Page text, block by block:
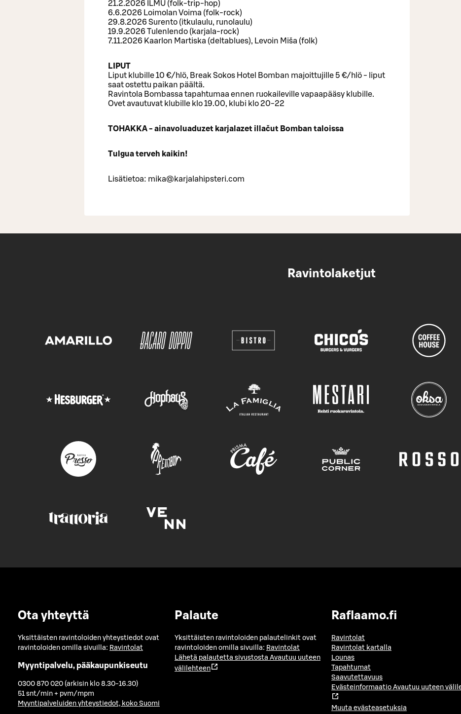
21.2.2026 ILMU (folk-trip-hop)
6.6.2026 Loimolan Voima (folk-rock)
29.8.2026 Surento (itkulaulu, runolaulu)
19.9.2026 Tulenlendo (karjala-rock)
7.11.2026 Kaarlon Martiska (deltablues), Levoin Miša (folk)
LIPUT
Liput klubille 10 €/hlö, Break Sokos Hotel Bomban majoittujille 5 €/hlö - liput
saat ostettu paikan päältä.
Ravintola Bombassa tapahtumaa ennen ruokaileville vapaapääsy klubille.
Ovet avautuvat klubille klo 19.00, klubi klo 20-22
TOHAKKA - ainavoluaduzet karjalazet illačut Bomban taloissa
Tulgua terveh kaikin!
Lisätietoa: mika@karjalahipsteri.com
Ravintolaketjut
Ota yhteyttä
Yksittäisten ravintoloiden yhteystiedot ovat
ravintoloiden omilla sivuilla: Ravintolat
Myyntipalvelu, pääkaupunkiseutu
0300 870 020 (arkisin klo 8.30-16.30)
51 snt/min + pvm/mpm
Myyntipalveluiden yhteystiedot, koko Suomi
Palaute
Yksittäisten ravintoloiden palautelinkit ovat
ravintoloiden omilla sivuilla: Ravintolat
Lähetä palautetta sivustosta Avautuu uuteen
välilehteen
Raflaamo.fi
Ravintolat
Ravintolat kartalla
Lounas
Tapahtumat
Saavutettavuus
Evästeinformaatio Avautuu uuteen
Muuta evästeasetuksia